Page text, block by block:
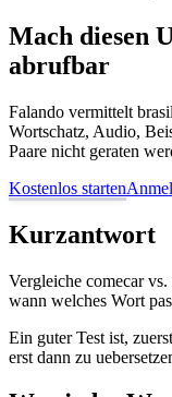
Mach diesen
abrufbar
Falando vermittelt
Wortschatz, Audio,
Paare nicht geraten
Kostenlos starten
Kurzantwort
Vergleiche comecar
wann welches Wort
Ein guter Test ist,
erst dann zu